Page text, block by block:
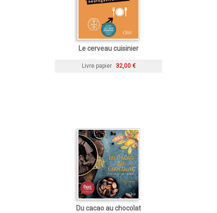
Le cerveau cuisinier
Livre papier 32,00 €
Du cacao au chocolat